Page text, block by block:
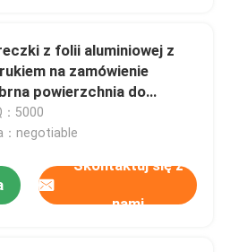
z folii aluminiowej z
na zamówienie
powierzchnia do
elektronicznego
：5000
：negotiable
Skontaktuj się z
nami